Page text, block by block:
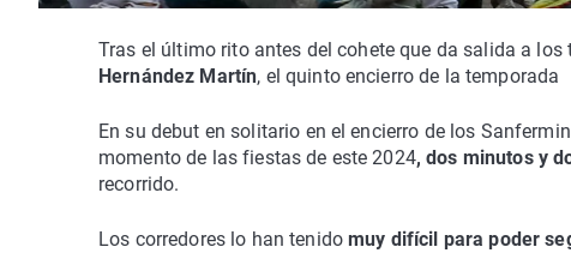
Tras el último rito antes del cohete que da salida a
Hernández Martín, el quinto encierro de la temporada
En su debut en solitario en el encierro de los
momento de las fiestas de este 2024, dos minutos y
recorrido.
Los corredores lo han tenidomuy difícil para poder